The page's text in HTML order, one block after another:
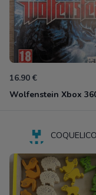
16.90 €
Wolfenstein Xbox